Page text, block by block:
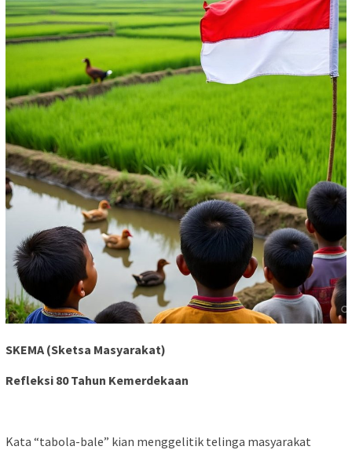
SKEMA (Sketsa Masyarakat)
Refleksi 80 Tahun Kemerdekaan
Kata “tabola-bale” kian menggelitik telinga masyarakat